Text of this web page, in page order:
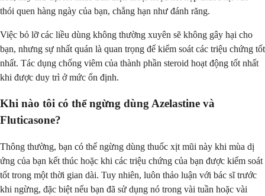
thói quen hàng ngày của bạn, chẳng hạn như đánh răng.
Việc bỏ lỡ các liều dùng không thường xuyên sẽ không gây hại cho
bạn, nhưng sự nhất quán là quan trọng để kiểm soát các triệu chứng tốt
nhất. Tác dụng chống viêm của thành phần steroid hoạt động tốt nhất
khi được duy trì ở mức ổn định.
Khi nào tôi có thể ngừng dùng Azelastine và
Fluticasone?
Thông thường, bạn có thể ngừng dùng thuốc xịt mũi này khi mùa dị
ứng của bạn kết thúc hoặc khi các triệu chứng của bạn được kiểm soát
tốt trong một thời gian dài. Tuy nhiên, luôn thảo luận với bác sĩ trước
khi ngừng, đặc biệt nếu bạn đã sử dụng nó trong vài tuần hoặc vài